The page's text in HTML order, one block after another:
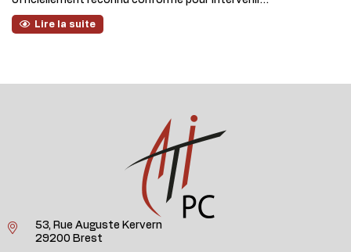
Lire la suite
53, Rue Auguste Kervern
29200 Brest